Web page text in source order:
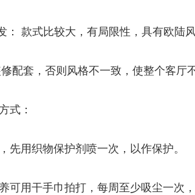
： 款式比较大，有局限性，具有欧陆
配套，否则风格不一致，使整个客厅
式：
先用织物保护剂喷一次，以作保护。
可用干手巾拍打，每周至少吸尘一次